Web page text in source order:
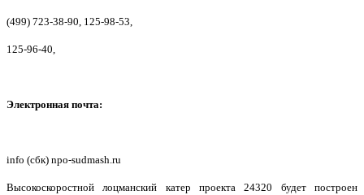
(499) 723-38-90, 125-98-53,
125-96-40,
Электронная почта:
info (сбк) npo-sudmash.ru
Высокоскоростной лоцманский катер проекта 24320 будет построен